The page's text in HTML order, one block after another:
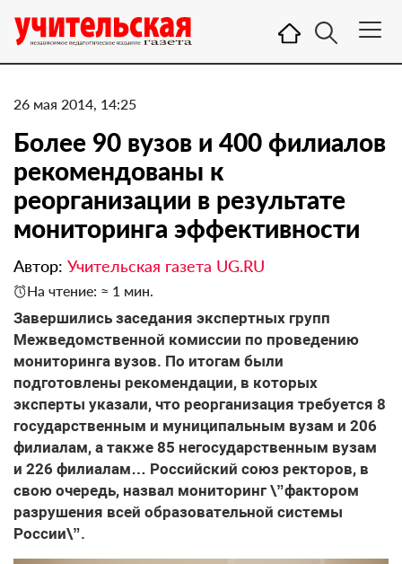
26 мая 2014, 14:25
Более 90 вузов и 400 филиалов
рекомендованы к
реорганизации в результате
мониторинга эффективности
Автор: Учительская газета UG.RU
На чтение: ≈ 1 мин.
Завершились заседания экспертных групп
Межведомственной комиссии по проведению
мониторинга вузов. По итогам были
подготовлены рекомендации, в которых
эксперты указали, что реорганизация требуется 8
государственным и муниципальным вузам и 206
филиалам, а также 85 негосударственным вузам
и 226 филиалам… Российский союз ректоров, в
свою очередь, назвал мониторинг \”фактором
разрушения всей образовательной системы
России\”.